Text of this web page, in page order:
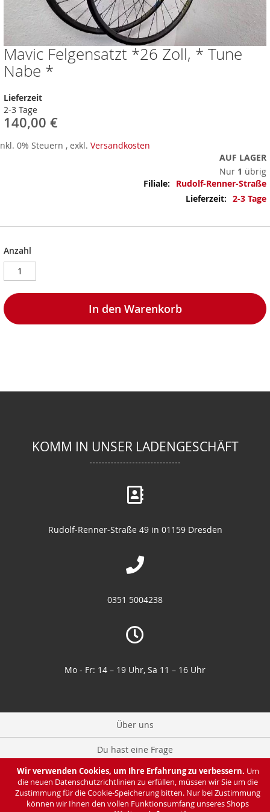
Wir verwenden Cookies, um Ihre Erfahrung zu verbessern. Um
die neuen Datenschutzrichtlinien zu erfüllen, müssen wir Sie um die
Zustimmung für die Cookie-Speicherung bitten. Nur bei Zustimmung
können wir Ihnen den vollen Funktionsumfang unseres Shops
Mavic Felgensatzt *26 Zoll, * Tune
Nabe *
Lieferzeit
2-3 Tage
140,00 €
0% Steuern , exkl. Versandkosten
AUF LAGER
Nur 1 übrig
Mehr
Informationen
Rudolf-Renner-Straße
2-3 Tage
Anzahl
In den Warenkorb
Zum
Anfang
der
springen
KOMM IN UNSER LADENGESCHÄFT
Rudolf-Renner-Straße 49 in 01159 Dresden
0351 5004238
Mo - Fr: 14 – 19 Uhr, Sa 11 – 16 Uhr
Über uns
Du hast eine Frage
Zahlung & Lieferung
Datenschutz